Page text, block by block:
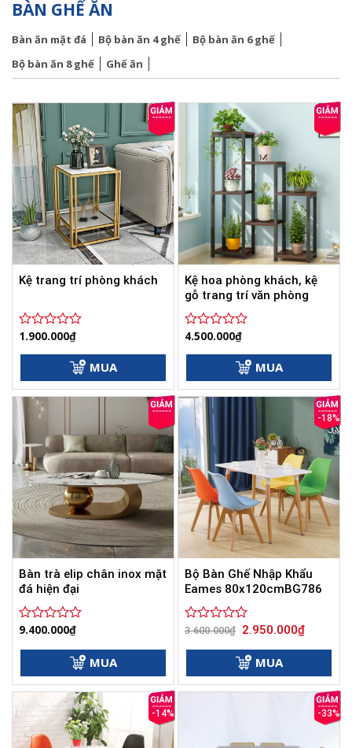
BÀN GHẾ ĂN
Bàn ăn mặt đá Bộ bàn ăn 4 ghế
Bộ bàn ăn 6 ghế
Bộ bàn ăn 8 ghế
Ghế ăn
Kệ trang trí phòng khách
Được
5
sao
1.900.000₫
MUA
Kệ hoa phòng khách, kệ
gỗ trang trí văn phòng
Được
5
sao
4.500.000₫
MUA
Bàn trà elip chân inox mặt
đá hiện đại
Được
sao
9.400.000₫
MUA
-18%
Bộ Bàn Ghế Nhập Khẩu
Eames 80x120cmBG786
Được
sao
3.600.000₫ Giá
gốc
là:
3.600.000₫.
2.950.000₫Giá
hiện
tại
MUA
-14% -33%